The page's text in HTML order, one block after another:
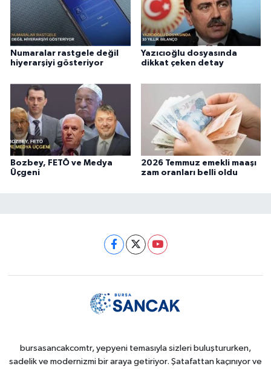
Numaralar rastgele değil
hiyerarşiyi gösteriyor
Yazıcıoğlu dosyasında
dikkat çeken detay
Bozbey, FETÖ ve Medya
Üçgeni
2026 Temmuz emekli maaşı
zam oranları belli oldu
bursasancakcomtr, yepyeni temasıyla sizleri buluştururken,
sadelik ve modernizmi bir araya getiriyor. Şatafattan kaçınıyor ve